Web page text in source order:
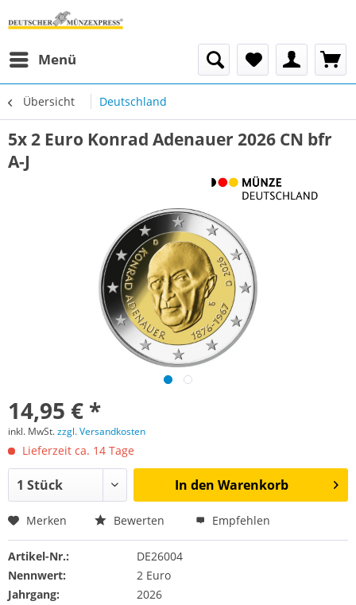
Menü
Übersicht Deutschland
5x 2 Euro Konrad Adenauer 2026 CN bfr
A-J
14,95 € *
inkl. MwSt.zzgl. Versandkosten
Lieferzeit ca. 14 Tage
In den Warenkorb
Merken Bewerten Empfehlen
Artikel-Nr.:
DE26004
Nennwert:
2 Euro
Jahrgang:
2026